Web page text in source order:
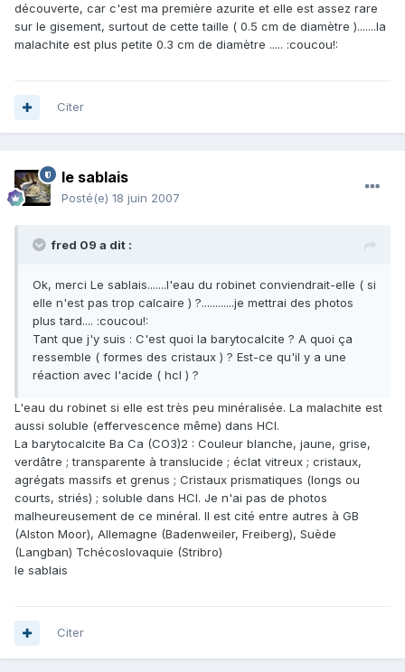
découverte, car c'est ma première azurite et elle est assez rare
sur le gisement, surtout de cette taille ( 0.5 cm de diamètre ).......la
malachite est plus petite 0.3 cm de diamètre ..... :coucou!:
Citer
le sablais
Posté(e) 18 juin 2007
fred 09 a dit :
Ok, merci Le sablais.......l'eau du robinet conviendrait-elle ( si
elle n'est pas trop calcaire ) ?............je mettrai des photos
plus tard.... :coucou!:
Tant que j'y suis : C'est quoi la barytocalcite ? A quoi ça
ressemble ( formes des cristaux ) ? Est-ce qu'il y a une
réaction avec l'acide ( hcl ) ?
L'eau du robinet si elle est très peu minéralisée. La malachite est
aussi soluble (effervescence même) dans HCl.
La barytocalcite Ba Ca (CO3)2 : Couleur blanche, jaune, grise,
verdâtre ; transparente à translucide ; éclat vitreux ; cristaux,
agrégats massifs et grenus ; Cristaux prismatiques (longs ou
courts, striés) ; soluble dans HCl. Je n'ai pas de photos
malheureusement de ce minéral. Il est cité entre autres à GB
(Alston Moor), Allemagne (Badenweiler, Freiberg), Suède
(Langban) Tchécoslovaquie (Stribro)
le sablais
Citer